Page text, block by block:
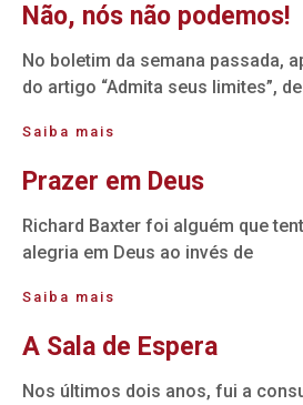
Não, nós não podemos!
No boletim da semana passada,
do artigo “Admita seus limites”,
Saiba mais
Prazer em Deus
Richard Baxter foi alguém que
alegria em Deus ao invés de
Saiba mais
A Sala de Espera
Nos últimos dois anos, fui a